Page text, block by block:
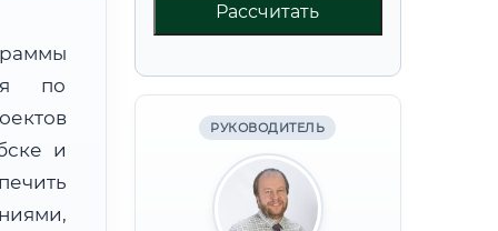
Рассчитать
РУКОВОДИТЕЛЬ
по
и